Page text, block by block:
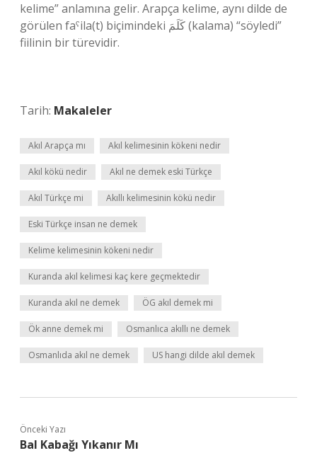
kelime” anlamına gelir. Arapça kelime, aynı dilde de
görülen faˁila(t) biçimindeki كَلَمَ (kalama) “söyledi”
fiilinin bir türevidir.
Tarih: Makaleler
Akıl Arapça mı Akıl kelimesinin kökeni nedir
Akıl kökü nedir Akıl ne demek eski Türkçe
Akıl Türkçe mi Akıllı kelimesinin kökü nedir
Eski Türkçe insan ne demek
Kelime kelimesinin kökeni nedir
Kuranda akıl kelimesi kaç kere geçmektedir
Kuranda akıl ne demek ÖG akıl demek mi
Ök anne demek mi Osmanlıca akıllı ne demek
Osmanlıda akıl ne demek US hangi dilde akıl demek
Önceki Yazı
Bal Kabağı Yıkanır Mı